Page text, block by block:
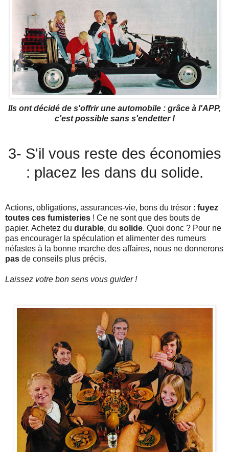
Ils ont décidé de s'offrir une automobile : grâce à l'APP,
c'est possible sans s'endetter !
3- S'il vous reste des économies
: placez les dans du solide.
Actions, obligations, assurances-vie, bons du trésor : fuyez
toutes ces fumisteries ! Ce ne sont que des bouts de
papier. Achetez du durable, du solide. Quoi donc ? Pour ne
pas encourager la spéculation et alimenter des rumeurs
néfastes à la bonne marche des affaires, nous ne donnerons
pas de conseils plus précis.
Laissez votre bon sens vous guider !